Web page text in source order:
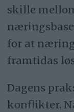
skille
for at
framtidas
Dagens
konflikter.